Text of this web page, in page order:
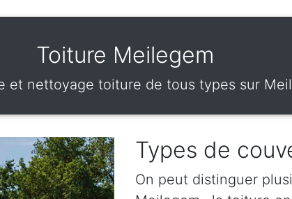
Toiture Meilegem
et nettoyage toiture de tous types sur
Types de
On peut distinguer